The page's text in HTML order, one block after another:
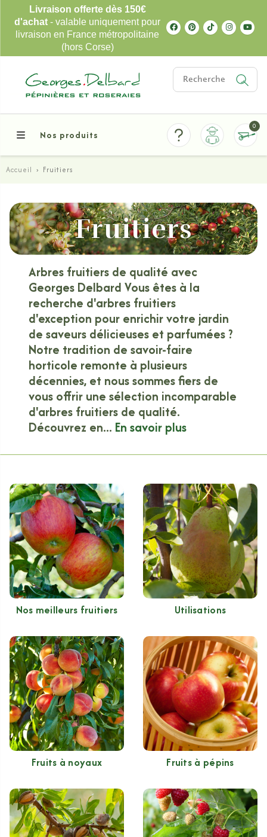
Livraison offerte dès 150€
d'achat - valable uniquement pour
livraison en France métropolitaine
(hors Corse)
Nos produits
0
Accueil › Fruitiers
Fruitiers
Arbres fruitiers de qualité avec
Georges Delbard Vous êtes à la
recherche d'arbres fruitiers
d'exception pour enrichir votre jardin
de saveurs délicieuses et parfumées ?
Notre tradition de savoir-faire
horticole remonte à plusieurs
décennies, et nous sommes fiers de
vous offrir une sélection incomparable
d'arbres fruitiers de qualité.
Découvrez en... En savoir plus
Nos meilleurs fruitiers Utilisations
Fruits à noyaux Fruits à pépins